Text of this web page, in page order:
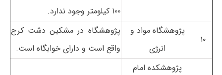
۱۰۰ کیلومتر وجود ندارد.
۱۰
پژوهشگاه مواد و
انرژی
پژوهشگاه در مشکین دشت کرج
واقع است و دارای خوابگاه است.
پژوهشکده امام